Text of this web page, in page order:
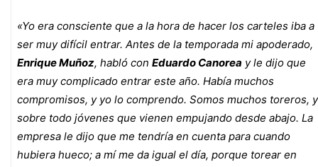
«Yo era consciente que a la hora de hacer los carteles iba a
ser muy difícil entrar. Antes de la temporada mi apoderado,
Enrique Muñoz, habló con Eduardo Canorea y le dijo que
era muy complicado entrar este año. Había muchos
compromisos, y yo lo comprendo. Somos muchos toreros, y
sobre todo jóvenes que vienen empujando desde abajo. La
empresa le dijo que me tendría en cuenta para cuando
hubiera hueco; a mí me da igual el día, porque torear en